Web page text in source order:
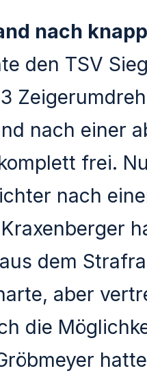
nach
den TSV
nach einer
frei.
nach
dem
aber
die